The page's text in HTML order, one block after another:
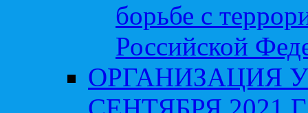
борьбе с
Российской
ОРГАНИЗАЦИЯ